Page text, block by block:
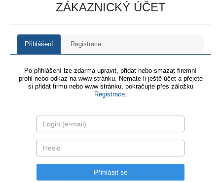
ZÁKAZNICKÝ ÚČET
Přihlášení Registrace
Po přihlášení lze zdarma upravit, přidat nebo smazat firemní
profil nebo odkaz na www stránku. Nemáte-li ještě účet a přejete
si přidat firmu nebo www stránku, pokračujte přes záložku
Registrace.